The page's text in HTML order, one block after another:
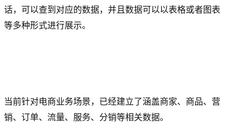
话，可以查到对应的数据，并且数据可以以表格或者图表
等多种形式进行展示。
当前针对电商业务场景，已经建立了涵盖商家、商品、营
销、订单、流量、服务、分销等相关数据。